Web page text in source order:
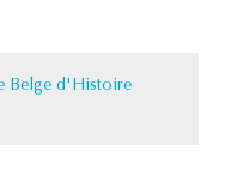
Belge d'Histoire